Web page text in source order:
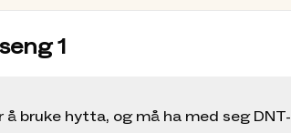
(2008) 1:100
1
bruke hytta, og må ha med seg DNT-